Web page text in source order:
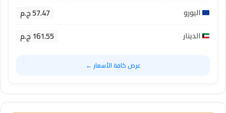
اليورو 57.47 ج.م
الدينار 161.55 ج.م
عرض كافة الأسعار ←